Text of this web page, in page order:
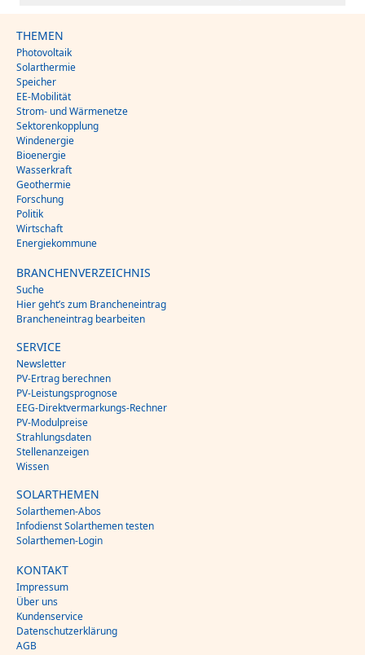
THEMEN
Photovoltaik
Solarthermie
Speicher
EE-Mobilität
Strom- und Wärmenetze
Sektorenkopplung
Windenergie
Bioenergie
Wasserkraft
Geothermie
Forschung
Politik
Wirtschaft
Energiekommune
BRANCHENVERZEICHNIS
Suche
Hier geht’s zum Brancheneintrag
Brancheneintrag bearbeiten
SERVICE
Newsletter
PV-Ertrag berechnen
PV-Leistungsprognose
EEG-Direktvermarkungs-Rechner
PV-Modulpreise
Strahlungsdaten
Stellenanzeigen
Wissen
SOLARTHEMEN
Solarthemen-Abos
Infodienst Solarthemen testen
Solarthemen-Login
KONTAKT
Impressum
Über uns
Kundenservice
Datenschutzerklärung
AGB